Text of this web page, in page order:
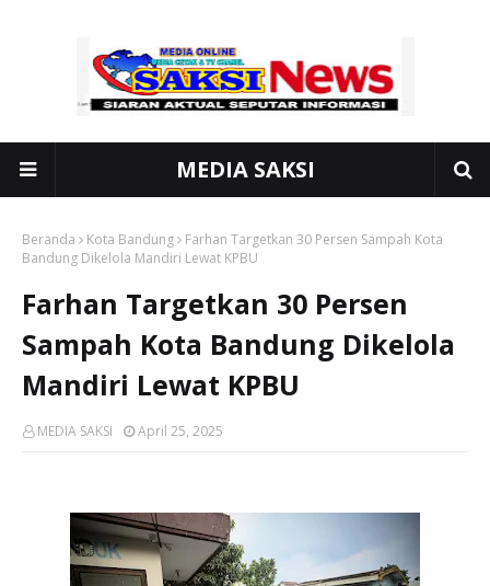
MEDIA SAKSI
Beranda Kota Bandung
Farhan Targetkan 30 Persen Sampah Kota
Bandung Dikelola Mandiri Lewat KPBU
Farhan Targetkan 30 Persen
Sampah Kota Bandung Dikelola
Mandiri Lewat KPBU
MEDIA SAKSI April 25, 2025